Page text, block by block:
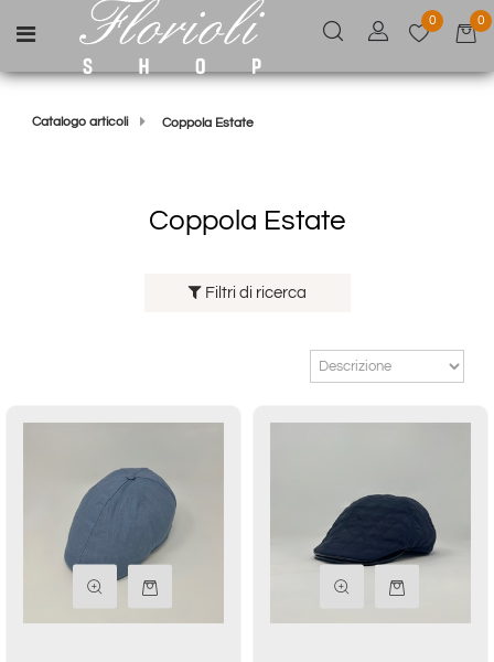
Open menu
0 0
Catalogo articoli Coppola Estate
Coppola Estate
Filtri di ricerca
Quantità